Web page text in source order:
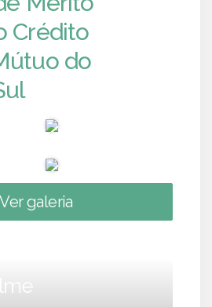
Crédito
do
Ver galeria